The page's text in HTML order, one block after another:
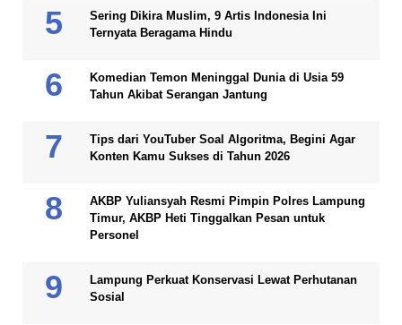
Sering Dikira Muslim, 9 Artis Indonesia Ini
Ternyata Beragama Hindu
Komedian Temon Meninggal Dunia di Usia 59
Tahun Akibat Serangan Jantung
Tips dari YouTuber Soal Algoritma, Begini Agar
Konten Kamu Sukses di Tahun 2026
AKBP Yuliansyah Resmi Pimpin Polres Lampung
Timur, AKBP Heti Tinggalkan Pesan untuk
Personel
Lampung Perkuat Konservasi Lewat Perhutanan
Sosial